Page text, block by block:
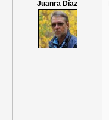
Juanra Díaz